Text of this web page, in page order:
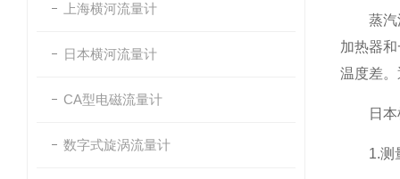
上海横河流量计
日本横河流量计
CA型电磁流量计
数字式旋涡流量计
蒸汽流
加热器
温度差
日本横
1.测量